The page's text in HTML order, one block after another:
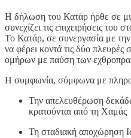
Η δήλωση του Κατάρ ήρθε σε
συνεχίζει τις επιχειρήσεις του
Το Κατάρ, σε συνεργασία με
να φέρει κοντά τις δύο
ομήρων με παύση των
Η συμφωνία, σύμφωνα με
Την απελευθέρωση
κρατούνται από τη Χαμάς
Τη σταδιακή αποχώρηση